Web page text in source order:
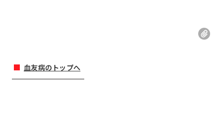
血友病のトップへ